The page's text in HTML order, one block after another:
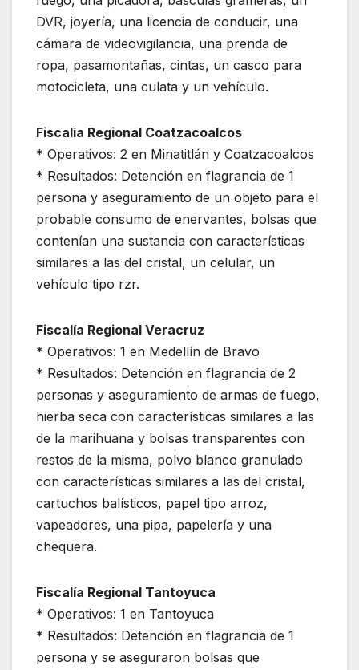
DVR, joyería, una licencia de conducir, una
cámara de videovigilancia, una prenda de
ropa, pasamontañas, cintas, un casco para
motocicleta, una culata y un vehículo.
Fiscalía Regional Coatzacoalcos
* Operativos: 2 en Minatitlán y Coatzacoalcos
* Resultados: Detención en flagrancia de 1
persona y aseguramiento de un objeto para el
probable consumo de enervantes, bolsas que
contenían una sustancia con características
similares a las del cristal, un celular, un
vehículo tipo rzr.
Fiscalía Regional Veracruz
* Operativos: 1 en Medellín de Bravo
* Resultados: Detención en flagrancia de 2
personas y aseguramiento de armas de fuego,
hierba seca con características similares a las
de la marihuana y bolsas transparentes con
restos de la misma, polvo blanco granulado
con características similares a las del cristal,
cartuchos balísticos, papel tipo arroz,
vapeadores, una pipa, papelería y una
chequera.
Fiscalía Regional Tantoyuca
* Operativos: 1 en Tantoyuca
* Resultados: Detención en flagrancia de 1
persona y se aseguraron bolsas que